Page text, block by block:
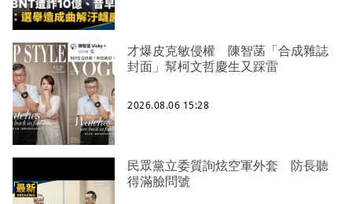
才爆皮克敏侵權 陳智菡「合成雜誌
封面」幫柯文哲慶生又踩雷
2026.08.06 15:28
民眾黨立委質詢炫空軍外套 防長聽
得滿臉問號